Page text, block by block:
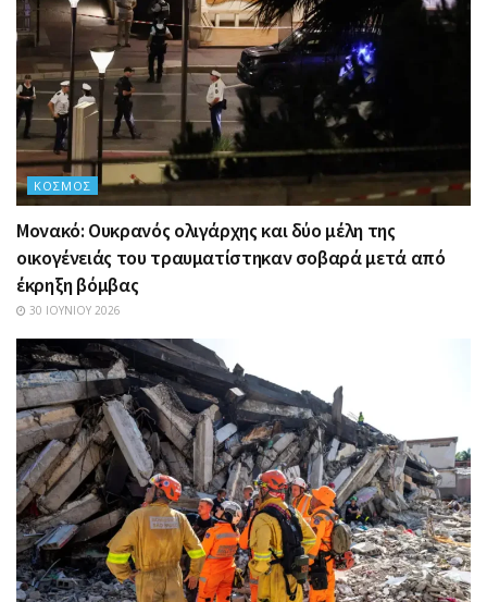
ΚΌΣΜΟΣ
Μονακό: Ουκρανός ολιγάρχης και δύο μέλη της
οικογένειάς του τραυματίστηκαν σοβαρά μετά από
έκρηξη βόμβας
30 ΙΟΥΝΊΟΥ 2026